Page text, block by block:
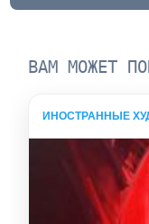
ВАМ МОЖЕТ
ИНОСТРАННЫЕ